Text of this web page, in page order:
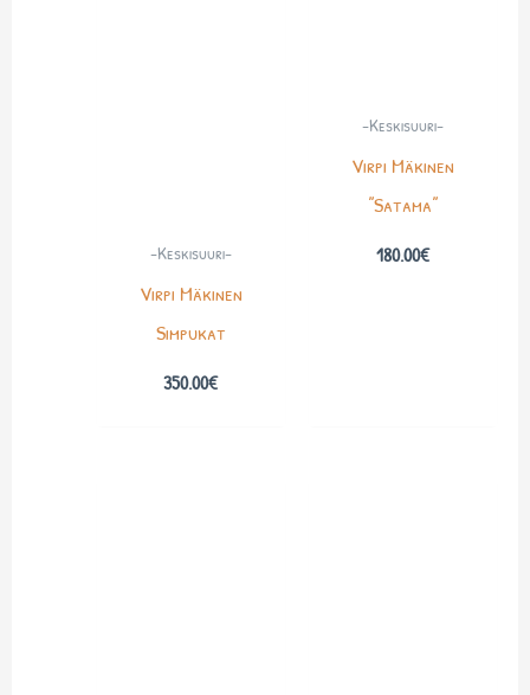
-Keskisuuri-
Virpi Mäkinen
Simpukat
350.00€
-Keskisuuri-
Virpi Mäkinen
”Satama”
180.00€